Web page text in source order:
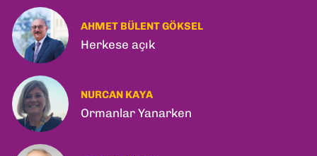
AHMET BÜLENT GÖKSEL
Herkese açık
NURCAN KAYA
Ormanlar Yanarken